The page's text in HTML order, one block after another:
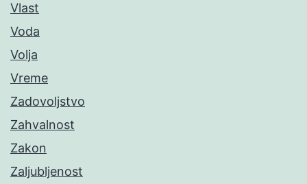
Vlast
Voda
Volja
Vreme
Zadovoljstvo
Zahvalnost
Zakon
Zaljubljenost